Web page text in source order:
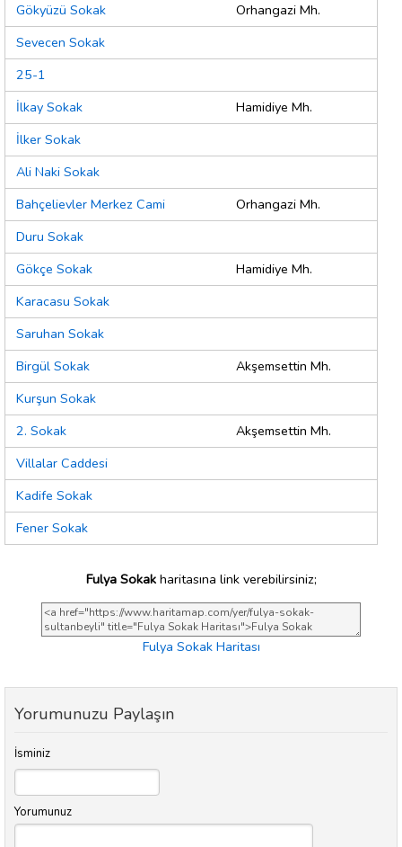
Gökyüzü Sokak
Orhangazi Mh.
Sevecen Sokak
25-1
İlkay Sokak
Hamidiye Mh.
İlker Sokak
Ali Naki Sokak
Bahçelievler Merkez Cami
Orhangazi Mh.
Duru Sokak
Gökçe Sokak
Hamidiye Mh.
Karacasu Sokak
Saruhan Sokak
Birgül Sokak
Akşemsettin Mh.
Kurşun Sokak
2. Sokak
Akşemsettin Mh.
Villalar Caddesi
Kadife Sokak
Fener Sokak
Fulya Sokakharitasına link verebilirsiniz;
Fulya Sokak Haritası
Yorumunuzu Paylaşın
İsminiz
Yorumunuz